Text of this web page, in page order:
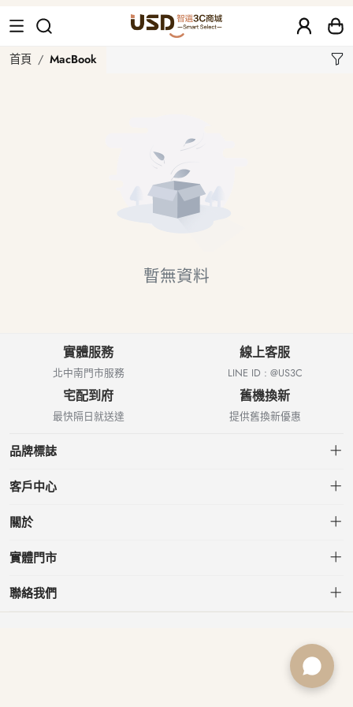
MacBook
首頁 MacBook
暫無資料
實體服務
北中南門市服務
線上客服
LINE ID : @US3C
宅配到府
最快隔日就送達
舊機換新
提供舊換新優惠
品牌標誌
客戶中心
會員中心
關於
關於US3C
實體門市
台北小南門店
台北南港店
聯絡我們